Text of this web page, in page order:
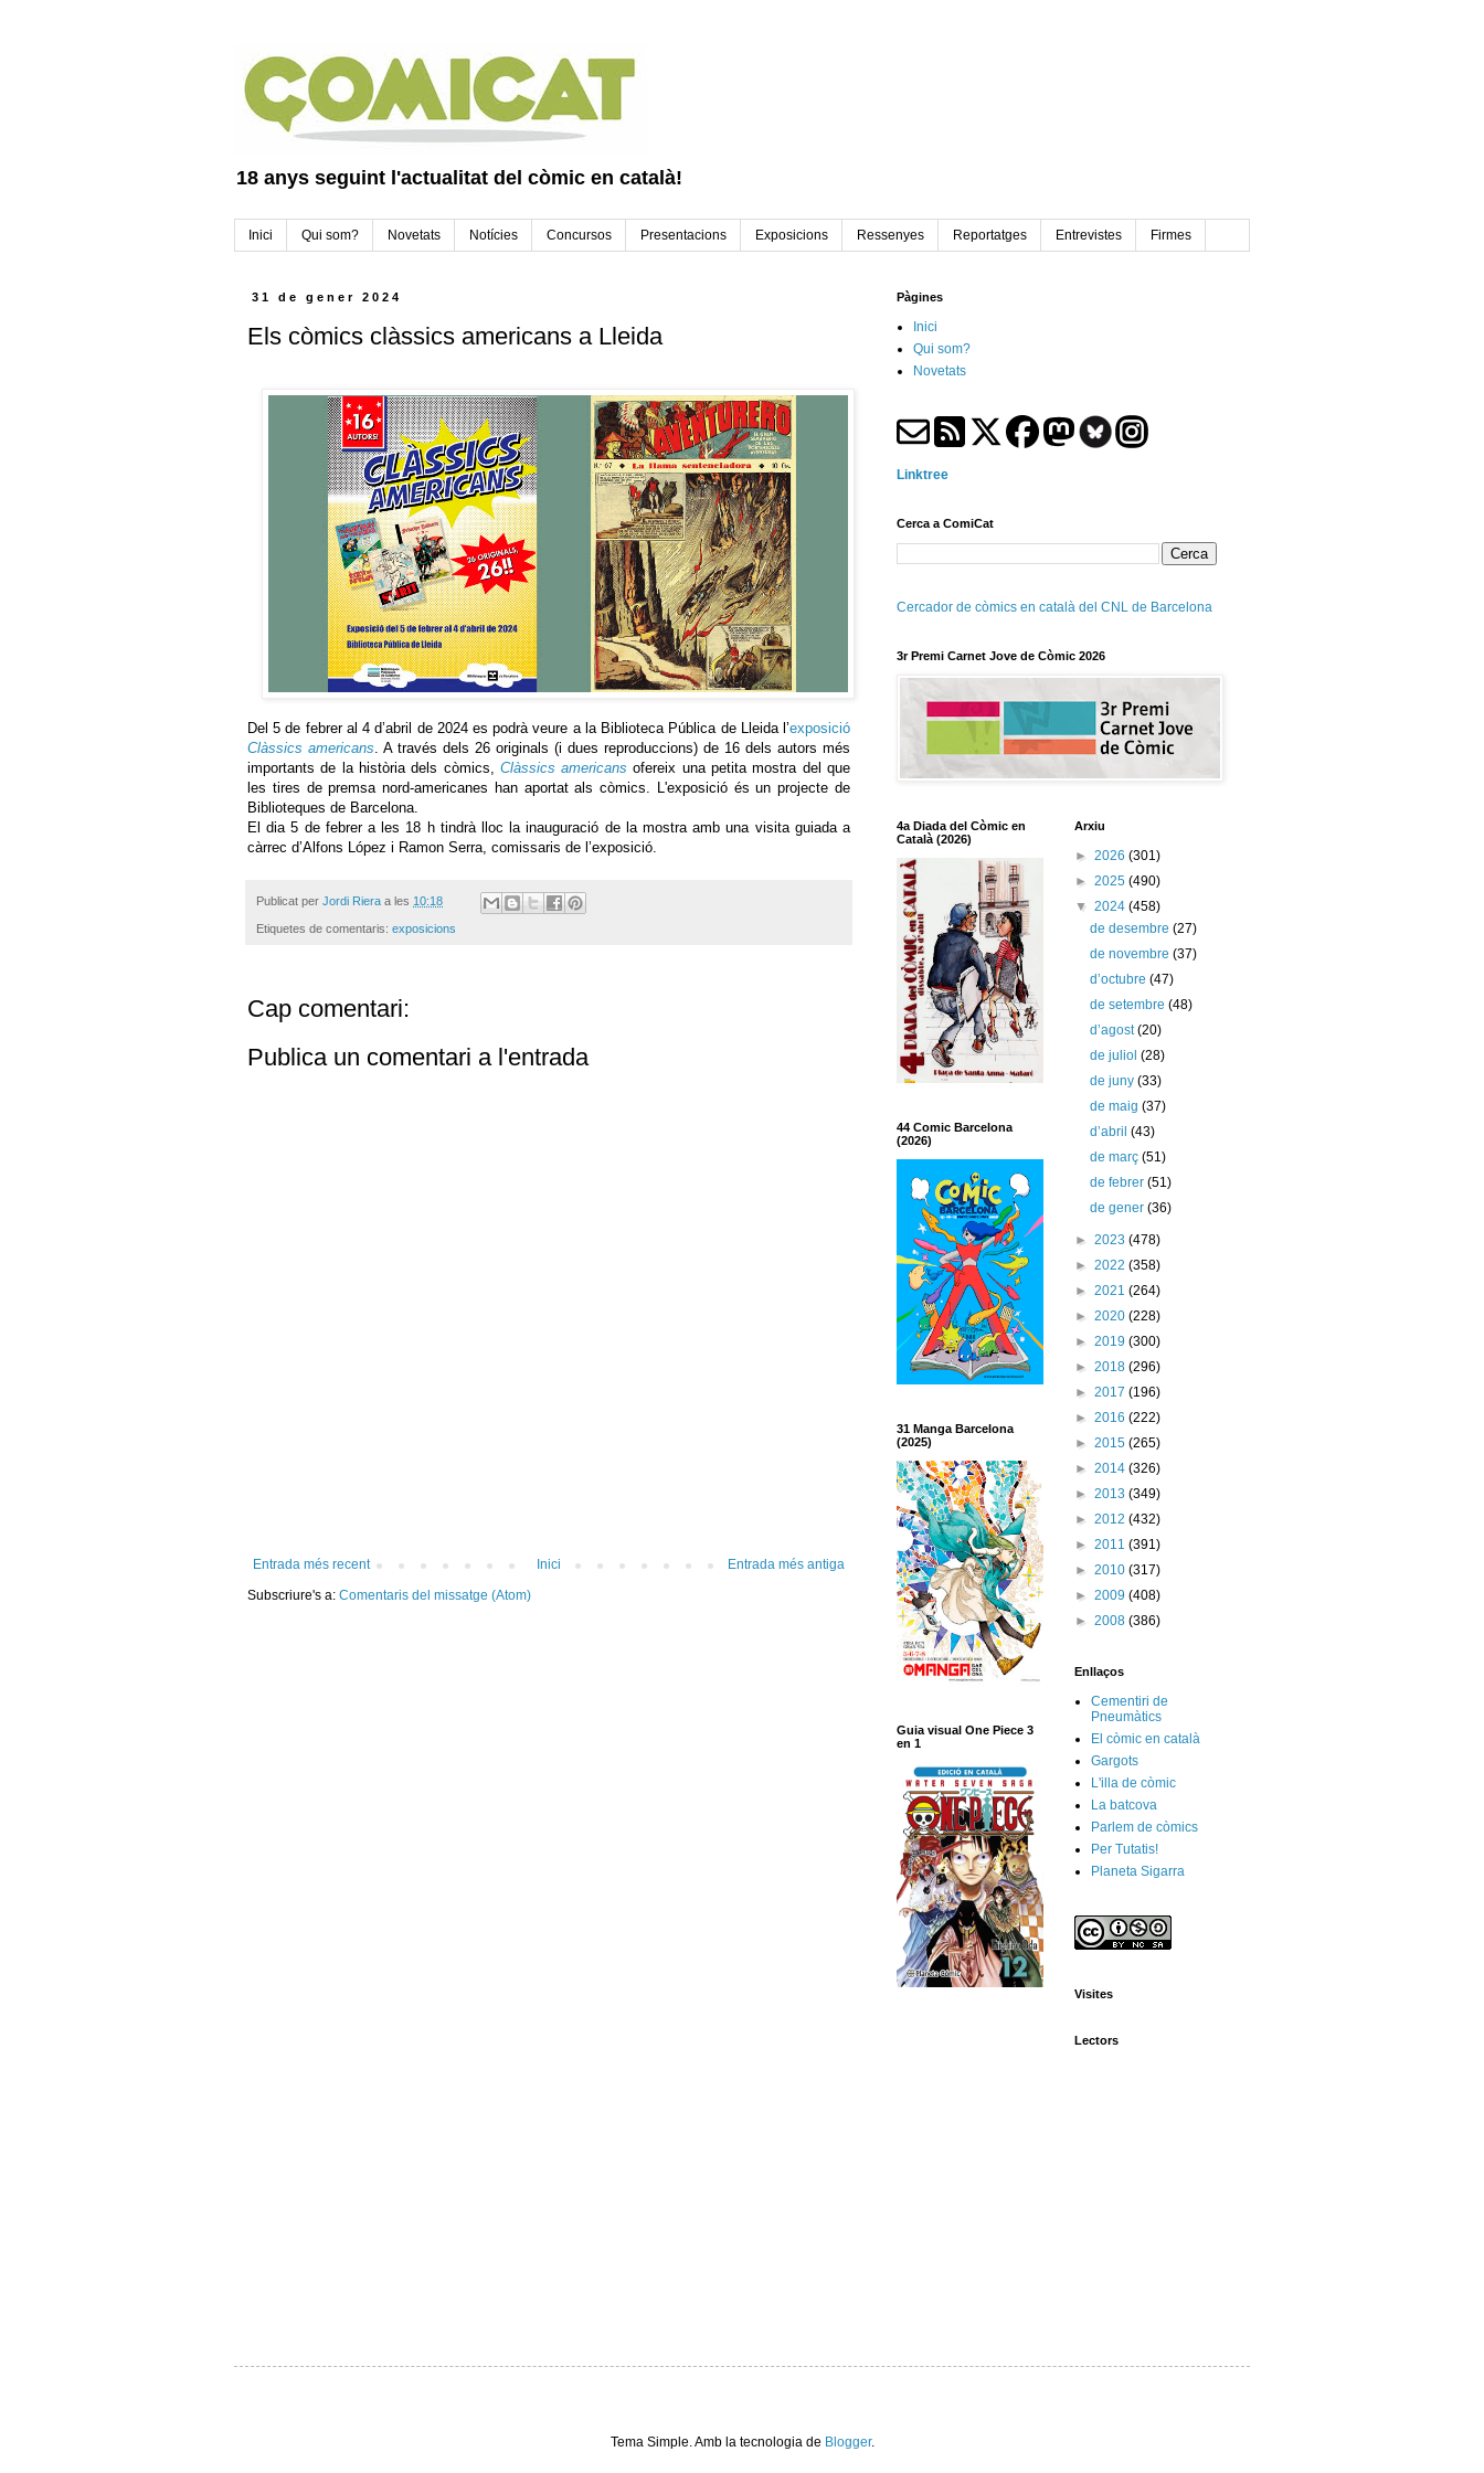
18 anys seguint l'actualitat del còmic en català!
Inici Qui som? Novetats Notícies Concursos Presentacions Exposicions Ressenyes Reportatges Entrevistes Firmes
31 de gener 2024
Els còmics clàssics americans a Lleida
Del 5 de febrer al 4 d’abril de 2024 es podrà veure a la Biblioteca Pública de Lleida l’exposició
Clàssics americans. A través dels 26 originals (i dues reproduccions) de 16 dels autors més
importants de la història dels còmics, Clàssics americans ofereix una petita mostra del que
les tires de premsa nord-americanes han aportat als còmics. L'exposició és un projecte de
Biblioteques de Barcelona.
El dia 5 de febrer a les 18 h tindrà lloc la inauguració de la mostra amb una visita guiada a
càrrec d’Alfons López i Ramon Serra, comissaris de l’exposició.
Publicat per Jordi Riera a les 10:18
Etiquetes de comentaris: exposicions
Cap comentari:
Publica un comentari a l'entrada
Entrada més recent Entrada més antiga
Inici
Subscriure's a: Comentaris del missatge (Atom)
Pàgines
Inici
Qui som?
Novetats
Linktree
Cerca a ComiCat
Cercador de còmics en català del CNL de Barcelona
3r Premi Carnet Jove de Còmic 2026
4a Diada del Còmic en
Català (2026)
44 Comic Barcelona
(2026)
31 Manga Barcelona
(2025)
Guia visual One Piece 3
en 1
Arxiu
► 2026 (301)
► 2025 (490)
▼ 2024 (458)
de desembre(27)
de novembre(37)
d’octubre(47)
de setembre(48)
d’agost(20)
de juliol(28)
de juny(33)
de maig(37)
d’abril(43)
de març(51)
de febrer(51)
de gener(36)
► 2023 (478)
► 2022 (358)
► 2021 (264)
► 2020 (228)
► 2019 (300)
► 2018 (296)
► 2017 (196)
► 2016 (222)
► 2015 (265)
► 2014 (326)
► 2013 (349)
► 2012 (432)
► 2011 (391)
► 2010 (317)
► 2009 (408)
► 2008 (386)
Enllaços
Cementiri de
Pneumàtics
El còmic en català
Gargots
L'illa de còmic
La batcova
Parlem de còmics
Per Tutatis!
Planeta Sigarra
Visites
Lectors
Tema Simple. Amb la tecnologia de Blogger.